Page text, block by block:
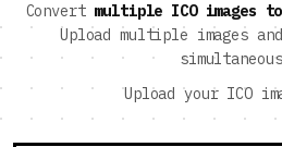
Convert multiple ICO images
Upload multiple images
Upload your ICO